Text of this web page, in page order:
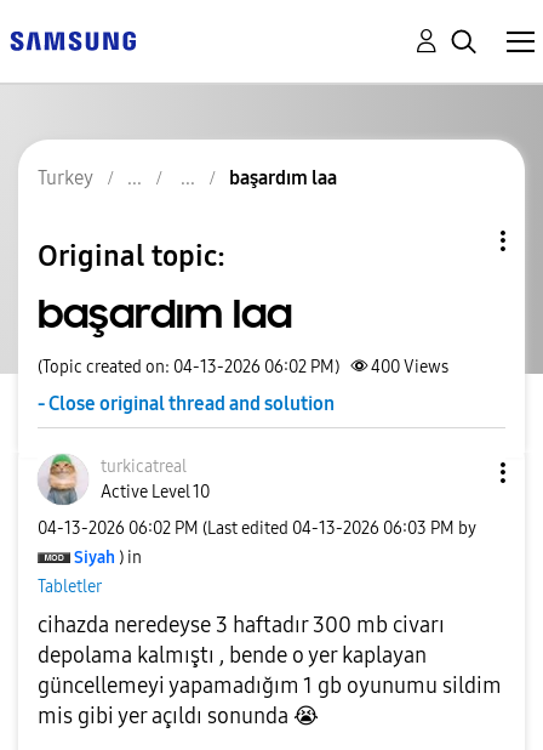
Turkey başardım laa
Original topic:
başardım laa
(Topic created on: 04-13-2026 06:02 PM) 400Views
- Close original thread and solution
turkicatreal
Active Level 10
‎04-13-2026 06:02 PM (Last edited ‎04-13-2026 06:03 PM by
Siyah ) in
Tabletler
cihazda neredeyse 3 haftadır 300 mb civarı
depolama kalmıştı , bende o yer kaplayan
güncellemeyi yapamadığım 1 gb oyunumu sildim
mis gibi yer açıldı sonunda 😭